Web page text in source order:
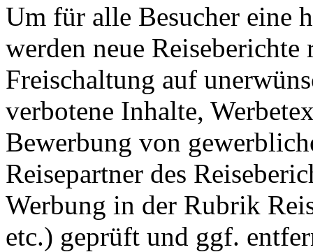
Um für alle Besucher eine
werden neue
Freischaltung auf
verbotene Inhalte,
Bewerbung von
Reisepartner des
Werbung in der Rubrik
etc.) geprüft und ggf.